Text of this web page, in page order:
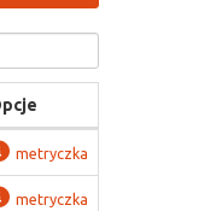
metryczka
metryczka